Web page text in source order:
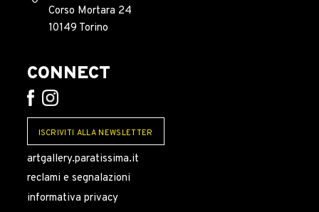
Corso Mortara 24
10149 Torino
CONNECT
ISCRIVITI ALLA NEWSLETTER
artgallery.paratissima.it
reclami e segnalazioni
informativa privacy